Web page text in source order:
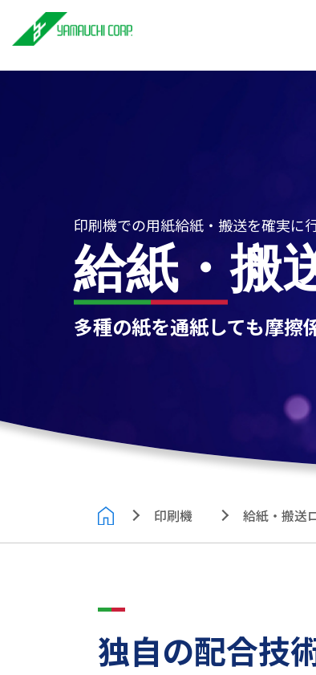
印刷機での用紙給紙・搬送を確実に
給紙・搬
多種の紙を通紙しても摩擦
印刷機 給紙・搬送
独自の配合技